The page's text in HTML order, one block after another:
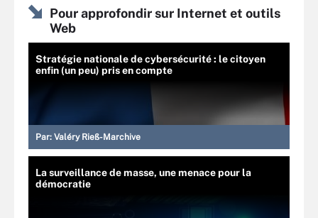
Pour approfondir sur Internet et outils
Web
Stratégie nationale de cybersécurité : le citoyen
enfin (un peu) pris en compte
Par: Valéry Rieß-Marchive
La surveillance de masse, une menace pour la
démocratie